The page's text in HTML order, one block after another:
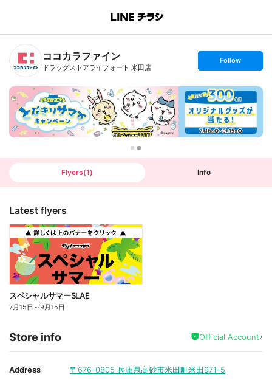
B
n
T
ココカラファイン
ドラッグストアライフォート 米田店
s
t
o
l
l
o
w
Follow
Flyers(1) Info
Latest flyers
スペシャルサマーSLAE
7月15日 ～9月15日
Store info Official Account
Address 〒676-0805 兵庫県高砂市米田町米田971-5